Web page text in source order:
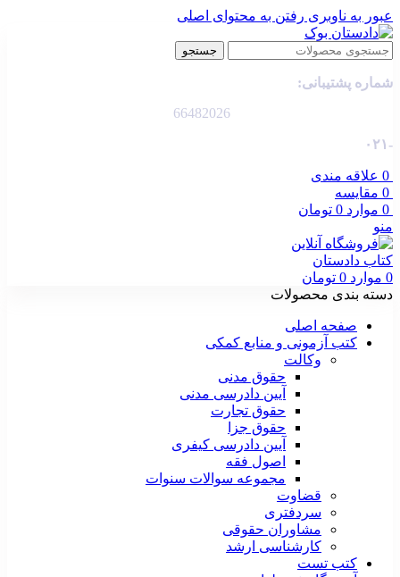
عبور به ناوبری رفتن به محتوای اصلی
جستجو
شماره پشتیبانی:
66482026
-۰۲۱
0 علاقه مندی
0 مقایسه
0 موارد 0 تومان
منو
0 موارد 0 تومان
دسته بندی محصولات
صفحه اصلی
کتب آزمونی و منابع کمکی
وکالت
حقوق مدنی
آیین دادرسی مدنی
حقوق تجارت
حقوق جزا
آیین دادرسی کیفری
اصول فقه
مجموعه سوالات سنوات
قضاوت
سردفتری
مشاوران حقوقی
کارشناسی ارشد
کتب تست